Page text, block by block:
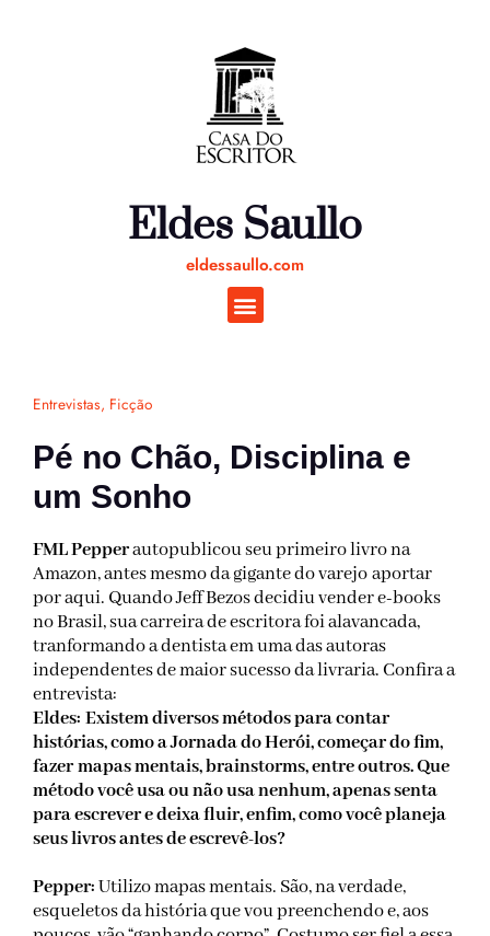
Eldes Saullo
eldessaullo.com
Entrevistas, Ficção
Pé no Chão, Disciplina e
um Sonho
FML Pepperautopublicou seu primeiro livro na
Amazon, antes mesmo da gigante do varejo aportar
por aqui. Quando Jeff Bezos decidiu vender e-books
no Brasil, sua carreira de escritora foi alavancada,
tranformando a dentista em uma das autoras
independentes de maior sucesso da livraria. Confira a
entrevista:
Eldes: Existem diversos métodos para contar
histórias, como a Jornada do Herói, começar do fim,
fazer mapas mentais, brainstorms, entre outros. Que
método você usa ou não usa nenhum, apenas senta
para escrever e deixa fluir, enfim, como você planeja
seus livros antes de escrevê-los?
Pepper:Utilizo mapas mentais. São, na verdade,
esqueletos da história que vou preenchendo e, aos